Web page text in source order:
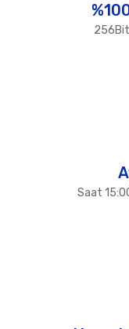
Ürün fiyatı
256Bit
Saat